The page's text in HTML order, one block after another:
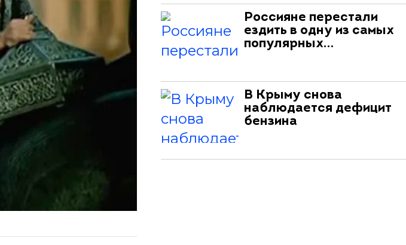
Россияне перестали
ездить в одну из самых
популярных…
В Крыму снова
наблюдается дефицит
бензина